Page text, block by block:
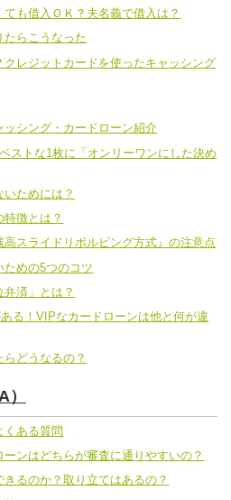
ても借入ＯＫ？夫名義で借入は？
たらこうなった
レジットカードを使ったキャッシング
シング・カードローン紹介
ストな1枚に「オンリーワンにした決め
ためには？
徴とは？
スライドリボルビング方式』の注意点
ための5つのコツ
済」とは？
る！VIPなカードローンは他と何が違
どうなるの？
くある質問
ンはどちらが審査に通りやすいの？
るのか？取り立てはあるの？